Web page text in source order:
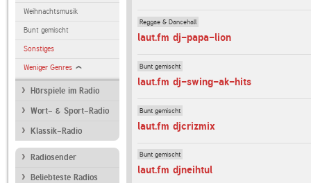
Weihnachtsmusik
Bunt gemischt
Sonstiges
Weniger Genres
Hörspiele im Radio
Wort- & Sport-Radio
Klassik-Radio
Radiosender
Beliebteste Radios
Reggae & Dancehall
laut.fm dj-papa-lion
Bunt gemischt
laut.fm dj-swing-ak-hits
Bunt gemischt
laut.fm djcrizmix
Bunt gemischt
laut.fm djneihtul